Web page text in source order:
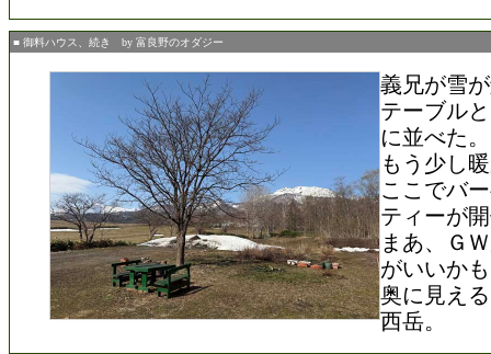
■ 御料ハウス、続き by 富良野のオダジー
義兄が雪
テーブル
に並べた。
もう少し
ここでバ
ティーが
まあ、Ｇ
がいいか
奥に見え
西岳。